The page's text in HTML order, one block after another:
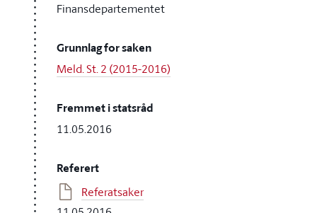
Finansdepartementet
Grunnlag for saken
Meld. St. 2 (2015-2016)
Fremmet i statsråd
11.05.2016
Referert
Referatsaker